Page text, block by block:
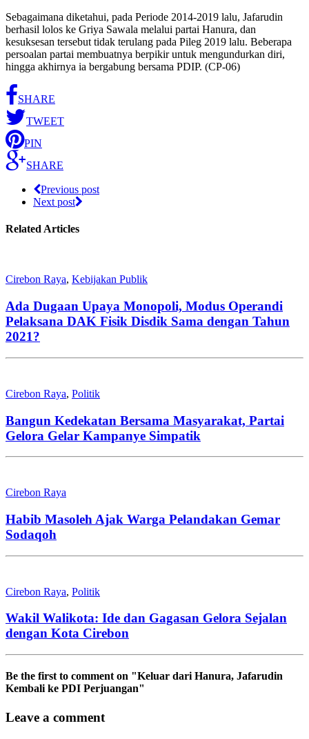
Sebagaimana diketahui, pada Periode 2014-2019 lalu, Jafarudin
berhasil lolos ke Griya Sawala melalui partai Hanura, dan
kesuksesan tersebut tidak terulang pada Pileg 2019 lalu. Beberapa
persoalan partai membuatnya berpikir untuk mengundurkan diri,
hingga akhirnya ia bergabung bersama PDIP. (CP-06)
SHARE
TWEET
PIN
SHARE
Previous post
Next post
Related Articles
Cirebon Raya, Kebijakan Publik
Ada Dugaan Upaya Monopoli, Modus Operandi
Pelaksana DAK Fisik Disdik Sama dengan Tahun
2021?
Cirebon Raya, Politik
Bangun Kedekatan Bersama Masyarakat, Partai
Gelora Gelar Kampanye Simpatik
Cirebon Raya
Habib Masoleh Ajak Warga Pelandakan Gemar
Sodaqoh
Cirebon Raya, Politik
Wakil Walikota: Ide dan Gagasan Gelora Sejalan
dengan Kota Cirebon
Be the first to comment on "Keluar dari Hanura, Jafarudin
Kembali ke PDI Perjuangan"
Leave a comment